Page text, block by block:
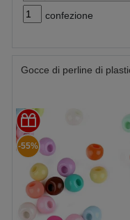
confezione
Gocce di perline di
-55%